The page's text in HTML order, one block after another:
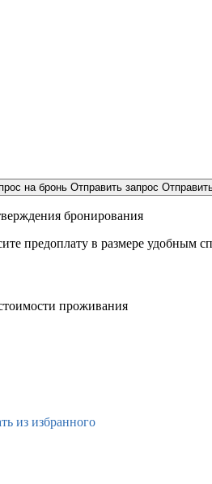
на бронь Отправить запрос
бронирования
предоплату в размере удобным
проживания
из избранного